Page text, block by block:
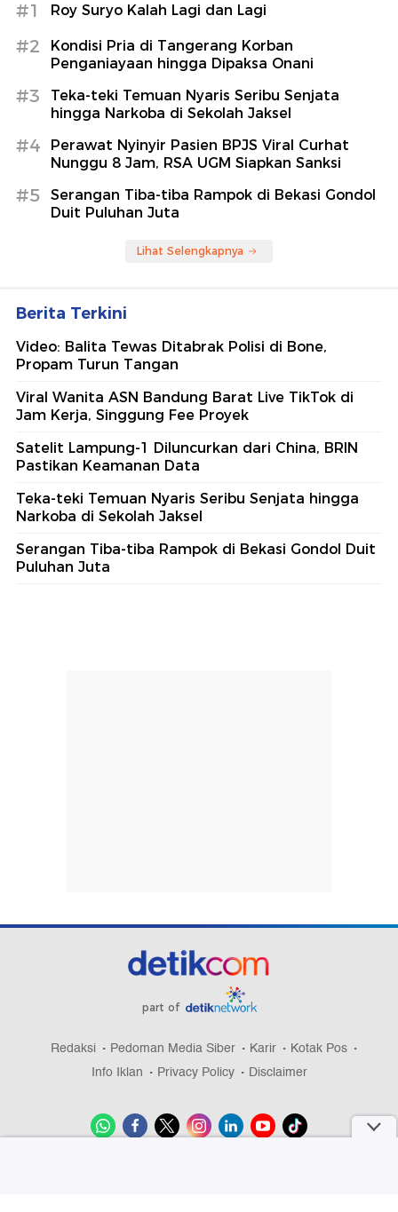
#1 Roy Suryo Kalah Lagi dan Lagi
#2
Kondisi Pria di Tangerang Korban
Penganiayaan hingga Dipaksa Onani
#3
Teka-teki Temuan Nyaris Seribu Senjata
hingga Narkoba di Sekolah Jaksel
#4
Perawat Nyinyir Pasien BPJS Viral Curhat
Nunggu 8 Jam, RSA UGM Siapkan Sanksi
#5
Serangan Tiba-tiba Rampok di Bekasi Gondol
Duit Puluhan Juta
Lihat Selengkapnya
Berita Terkini
Video: Balita Tewas Ditabrak Polisi di Bone,
Propam Turun Tangan
Viral Wanita ASN Bandung Barat Live TikTok di
Jam Kerja, Singgung Fee Proyek
Satelit Lampung-1 Diluncurkan dari China, BRIN
Pastikan Keamanan Data
Teka-teki Temuan Nyaris Seribu Senjata hingga
Narkoba di Sekolah Jaksel
Serangan Tiba-tiba Rampok di Bekasi Gondol Duit
Puluhan Juta
part of
Redaksi Pedoman Media Siber Karir
Kotak Pos
Info Iklan
Privacy Policy Disclaimer